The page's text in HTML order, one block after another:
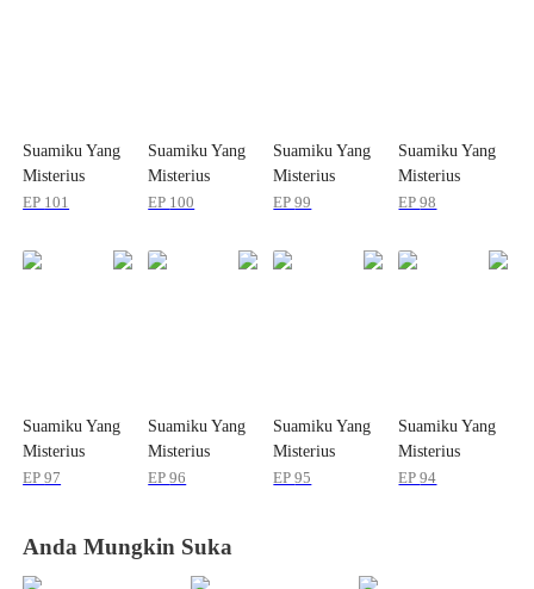
Suamiku Yang
Misterius
EP 101
Suamiku Yang
Misterius
EP 100
Suamiku Yang
Misterius
EP99
Suamiku Yang
Misterius
EP98
Suamiku Yang
Misterius
EP97
Suamiku Yang
Misterius
EP96
Suamiku Yang
Misterius
EP95
Suamiku Yang
Misterius
EP94
Anda Mungkin Suka